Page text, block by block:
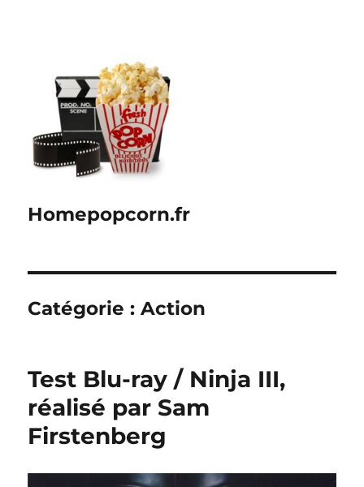
Homepopcorn.fr
Catégorie :Action
Test Blu-ray / Ninja III,
réalisé par Sam
Firstenberg